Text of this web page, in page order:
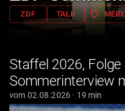
ZDF TALK favorite_border
Staffel 2026, Folge
Sommerinterview
vom 02.08.2026 · 19 min